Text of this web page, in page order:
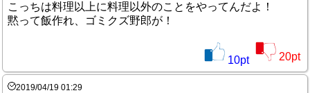
こっちは料理以上に料理以外のことをやってんだよ！
黙って飯作れ、ゴミクズ野郎が！
10pt 20pt
2019/04/19 01:29